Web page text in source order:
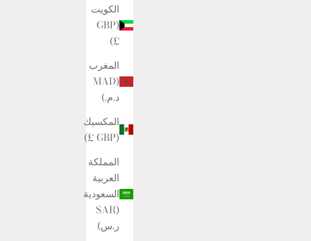
الكويت
(GBP
£)
المغرب
(MAD
د.م.)
المكسيك
(GBP £)
المملكة
العربية
السعودية
(SAR
ر.س)